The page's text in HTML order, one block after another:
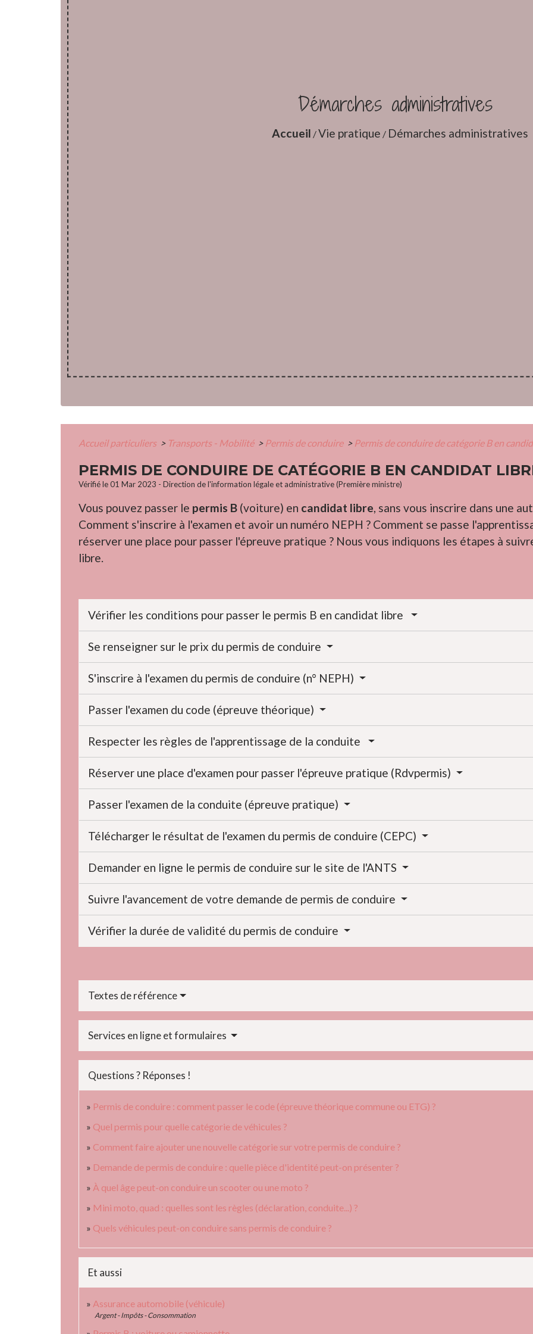
Démarches administratives
Accueil /Vie pratique / Démarches administratives
Accueil particuliers > Transports - Mobilité > Permis de conduire > Permis de conduire de catégorie B en
PERMIS DE CONDUIRE DE CATÉGORIE B EN CANDIDAT
Vérifié le 01 Mar 2023 - Direction de l'information légale et administrative (Première ministre)
Vous pouvez passer le permis B (voiture) en candidat libre, sans vous inscrire dans une
Comment s'inscrire à l'examen et avoir un numéro NEPH ? Comment se passe
réserver une place pour passer l'épreuve pratique ? Nous vous indiquons les étapes à
libre.
Vérifier les conditions pour passer le permis B en candidat libre
Se renseigner sur le prix du permis de conduire
S'inscrire à l'examen du permis de conduire (n° NEPH)
Passer l'examen du code (épreuve théorique)
Respecter les règles de l'apprentissage de la conduite
Réserver une place d'examen pour passer l'épreuve pratique (Rdvpermis)
Passer l'examen de la conduite (épreuve pratique)
Télécharger le résultat de l'examen du permis de conduire (CEPC)
Demander en ligne le permis de conduire sur le site de l'ANTS
Suivre l'avancement de votre demande de permis de conduire
Vérifier la durée de validité du permis de conduire
Textes de référence
Services en ligne et formulaires
Questions ? Réponses !
Permis de conduire : comment passer le code (épreuve théorique commune ou ETG) ?
Quel permis pour quelle catégorie de véhicules ?
Comment faire ajouter une nouvelle catégorie sur votre permis de conduire ?
Demande de permis de conduire : quelle pièce d'identité peut-on présenter ?
À quel âge peut-on conduire un scooter ou une moto ?
Mini moto, quad : quelles sont les règles (déclaration, conduite...) ?
Quels véhicules peut-on conduire sans permis de conduire ?
Et aussi
Assurance automobile (véhicule)
Argent - Impôts - Consommation